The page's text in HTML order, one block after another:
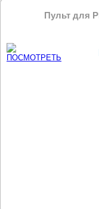
Пульт для